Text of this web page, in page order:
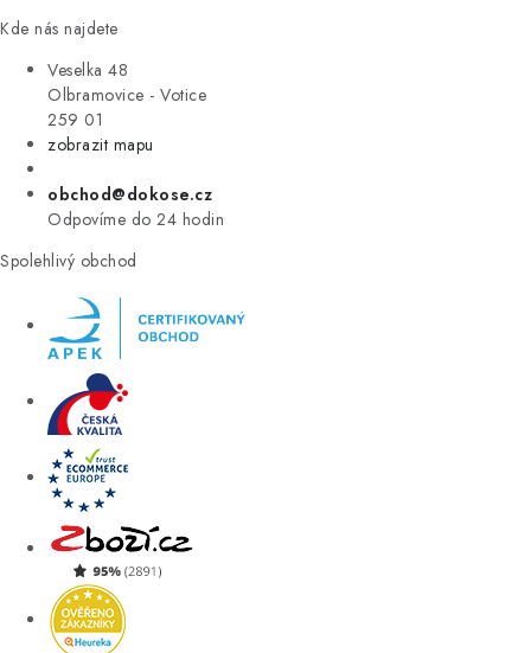
Kde nás najdete
Veselka 48
Olbramovice - Votice
259 01
zobrazit mapu
obchod@dokose.cz
Odpovíme do 24 hodin
Spolehlivý obchod
ÚKLID
VÝPRODEJ
ZNAČKY
Úvod Kontakt Blog
Moje objednávka